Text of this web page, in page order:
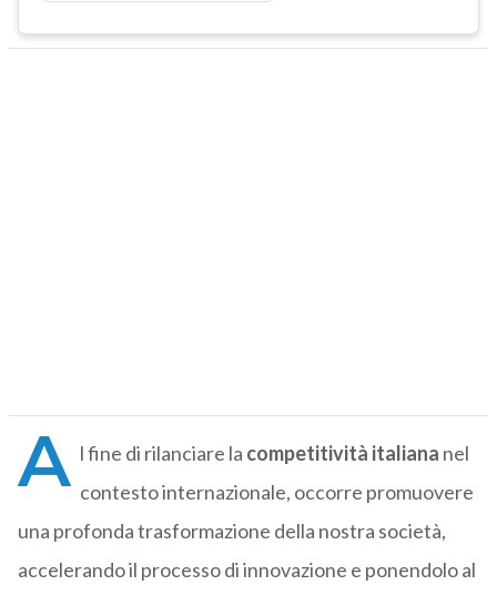
A l fine di rilanciare la competitività italiana nel
contesto internazionale, occorre promuovere
una profonda trasformazione della nostra società,
accelerando il processo di innovazione e ponendolo al